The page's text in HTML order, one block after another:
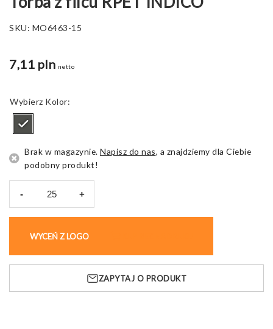
SKU: MO6463-15
7,11 pln netto
Kolor
Brak w magazynie. Napisz do nas, a znajdziemy dla Ciebie
podobny produkt!
-
RPET
INDICO
+
WYCEŃ Z LOGO
ZAPYTAJ O PRODUKT